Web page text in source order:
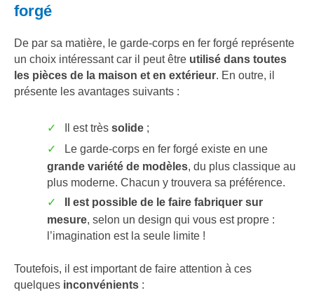
forgé
De par sa matière, le garde-corps en fer forgé représente
un choix intéressant car il peut être utilisé dans toutes
les pièces de la maison et en extérieur. En outre, il
présente les avantages suivants :
Il est très solide;
Le garde-corps en fer forgé existe en une
grande variété de modèles, du plus classique au
plus moderne. Chacun y trouvera sa préférence.
Il est possible de le faire fabriquer sur
mesure, selon un design qui vous est propre :
l’imagination est la seule limite !
Toutefois, il est important de faire attention à ces
quelques inconvénients :